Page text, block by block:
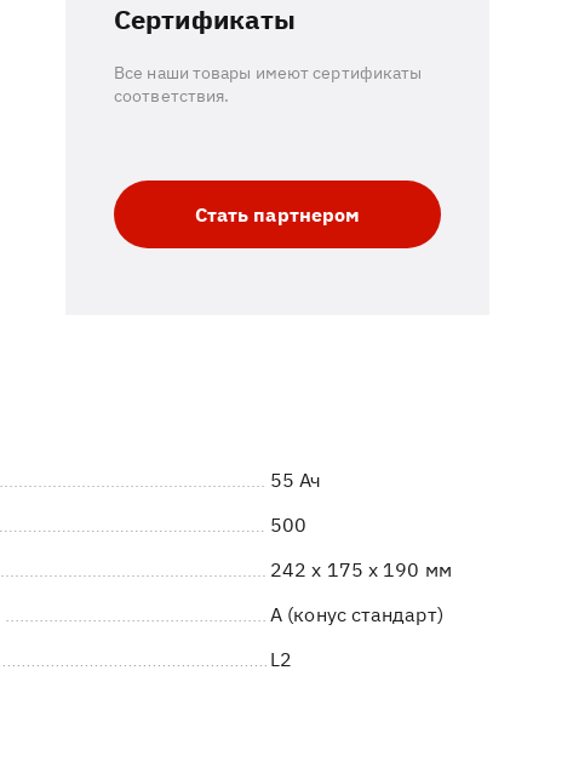
Сертификаты
Все наши товары имеют сертификаты
соответствия.
Стать партнером
55 Ач
500
242 x 175 x 190 мм
A (конус стандарт)
L2